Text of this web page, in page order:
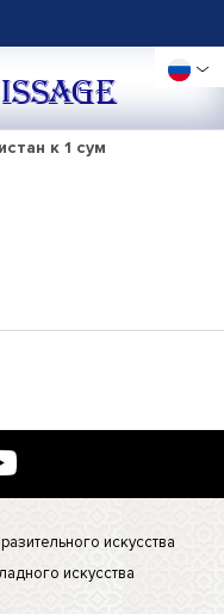
к 1 сум
искусства
искусства